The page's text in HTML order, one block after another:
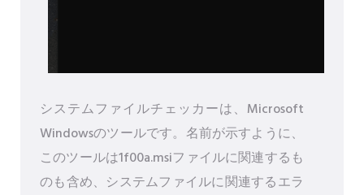
システムファイルチェッカーは、Microsoft
Windowsのツールです。名前が示すように、
このツールは1f00a.msiファイルに関連するも
のも含め、システムファイルに関連するエラ